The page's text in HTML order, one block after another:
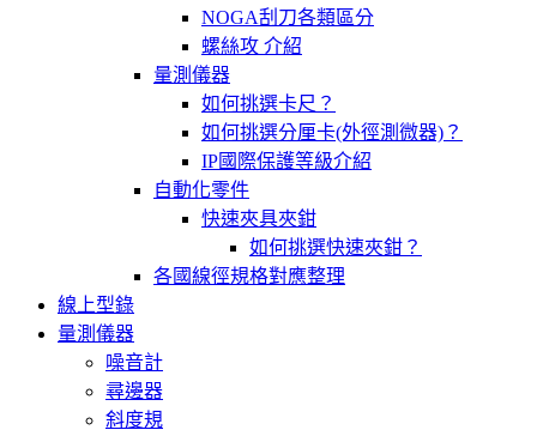
NOGA刮刀各類區分
螺絲攻 介紹
量測儀器
如何挑選卡尺？
如何挑選分厘卡(外徑測微器)？
IP國際保護等級介紹
自動化零件
快速夾具夾鉗
如何挑選快速夾鉗？
各國線徑規格對應整理
線上型錄
量測儀器
噪音計
尋邊器
斜度規